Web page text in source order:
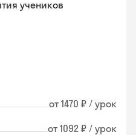
учеников
от 1470 ₽ / урок
от 1092 ₽ / урок